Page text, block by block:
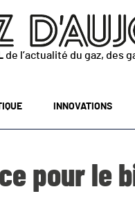
de l’actualité du gaz, des
INNOVATIONS
pour le